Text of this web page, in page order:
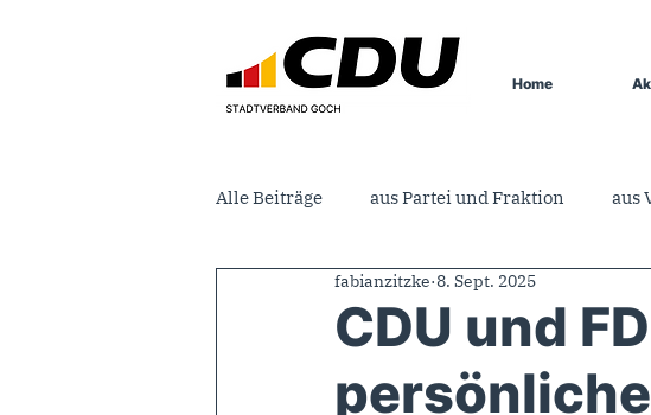
Home
Alle Beiträge aus Partei und Fraktion aus
CDU und
fabianzitzke 8. Sept. 2025